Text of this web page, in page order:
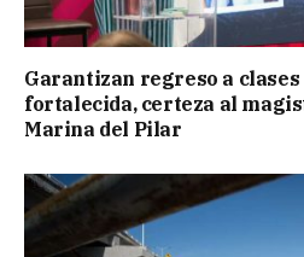
Garantizan regreso a
fortalecida, certeza al
Marina del Pilar